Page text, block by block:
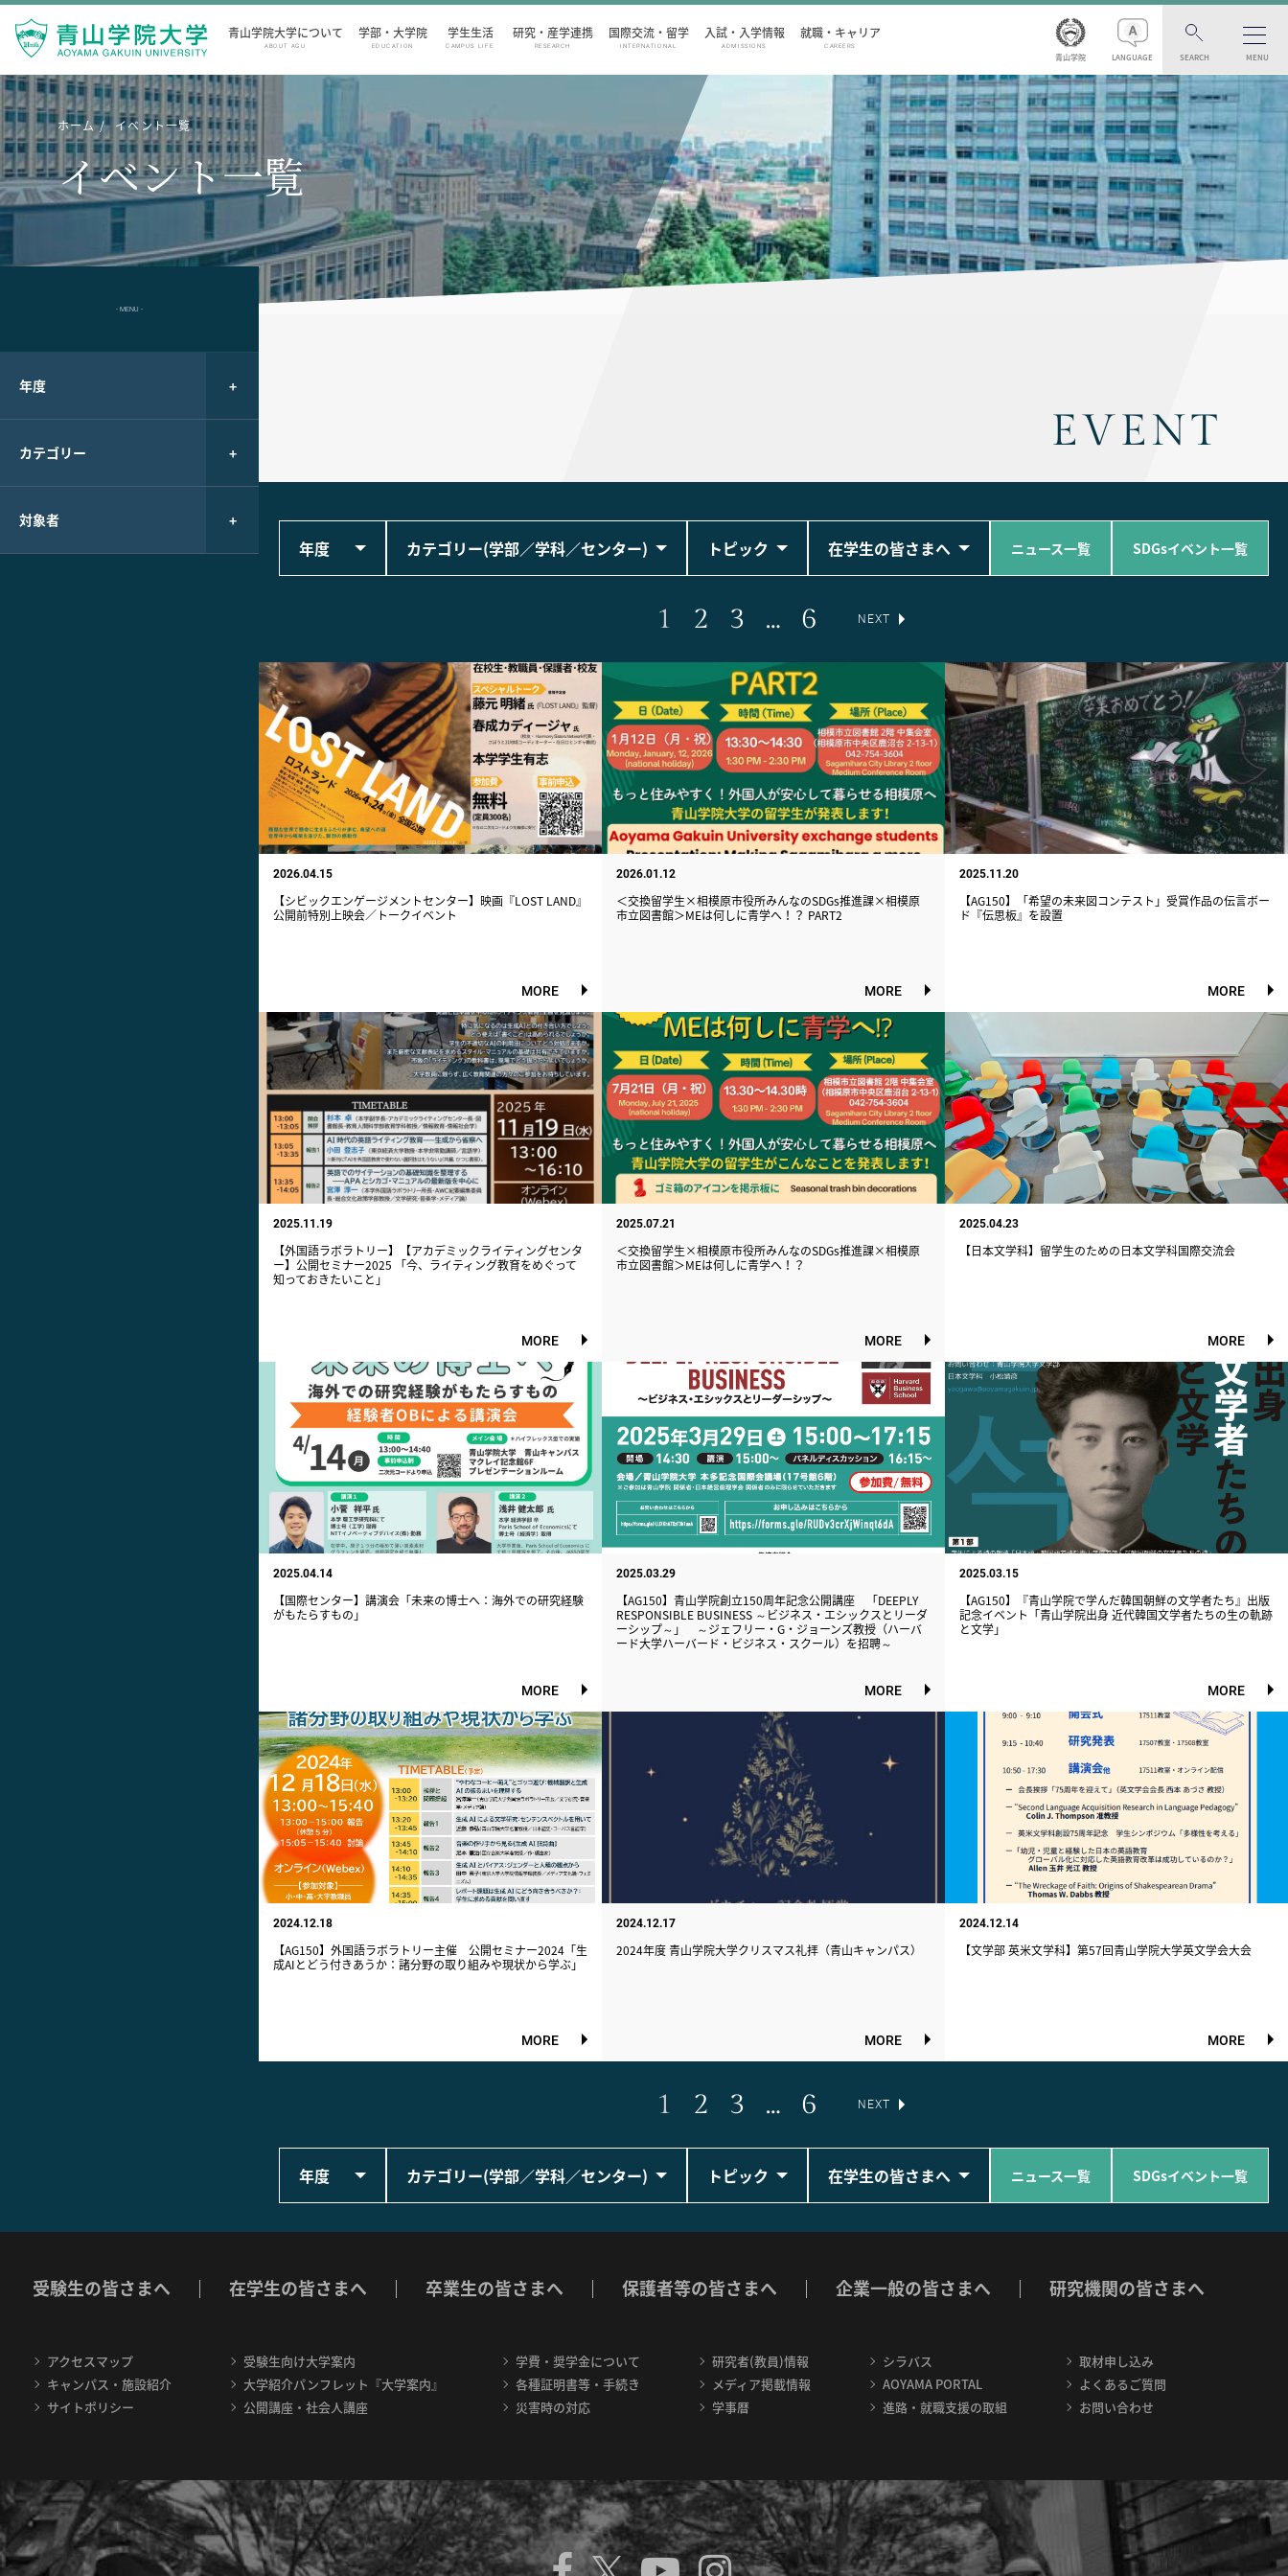
青山学院大学について
ABOUT AGU
学部・大学院
EDUCATION
学生生活
CAMPUS LIFE
研究・産学連携
RESEARCH
国際交流・留学
INTERNATIONAL
入試・入学情報
ADMISSIONS
就職・キャリア
CAREERS
青山学院 LANGUAGE SEARCH MENU
ホーム イベント一覧
イベント一覧
- MENU -
年度
カテゴリー
対象者
EVENT
年度 カテゴリー(学部／学科／センター) トピック 在学生の皆さまへ ニュース一覧 SDGsイベント一覧
1 2 3 … 6 NEXT
2026.04.15
【シビックエンゲージメントセンター】映画『LOST LAND』
公開前特別上映会／トークイベント
MORE
2026.01.12
＜交換留学生×相模原市役所みんなのSDGs推進課×相模原
市立図書館＞MEは何しに青学へ！？ PART2
MORE
2025.11.20
【AG150】「希望の未来図コンテスト」受賞作品の伝言ボー
ド『伝思板』を設置
MORE
2025.11.19
【外国語ラボラトリー】【アカデミックライティングセンタ
ー】公開セミナー2025 「今、ライティング教育をめぐって
知っておきたいこと」
MORE
2025.07.21
＜交換留学生×相模原市役所みんなのSDGs推進課×相模原
市立図書館＞MEは何しに青学へ！？
MORE
2025.04.23
【日本文学科】留学生のための日本文学科国際交流会
MORE
2025.04.14
【国際センター】講演会「未来の博士へ：海外での研究経験
がもたらすもの」
MORE
2025.03.29
【AG150】青山学院創立150周年記念公開講座 「DEEPLY
RESPONSIBLE BUSINESS ～ビジネス・エシックスとリーダ
ーシップ～」 ～ジェフリー・G・ジョーンズ教授（ハーバ
ード大学ハーバード・ビジネス・スクール）を招聘～
MORE
2025.03.15
【AG150】『青山学院で学んだ韓国朝鮮の文学者たち』出版
記念イベント「青山学院出身 近代韓国文学者たちの生の軌跡
と文学」
MORE
2024.12.18
【AG150】外国語ラボラトリー主催 公開セミナー2024「生
成AIとどう付きあうか：諸分野の取り組みや現状から学ぶ」
MORE
2024.12.17
2024年度 青山学院大学クリスマス礼拝（青山キャンパス）
MORE
2024.12.14
【文学部 英米文学科】第57回青山学院大学英文学会大会
MORE
1 2 3 … 6 NEXT
年度 カテゴリー(学部／学科／センター) トピック 在学生の皆さまへ ニュース一覧 SDGsイベント一覧
受験生の皆さまへ 在学生の皆さまへ 卒業生の皆さまへ 保護者等の皆さまへ 企業一般の皆さまへ 研究機関の皆さまへ
アクセスマップ
キャンパス・施設紹介
サイトポリシー
受験生向け大学案内
大学紹介パンフレット『大学案内』
公開講座・社会人講座
学費・奨学金について
各種証明書等・手続き
災害時の対応
研究者(教員)情報
メディア掲載情報
学事暦
シラバス
AOYAMA PORTAL
進路・就職支援の取組
取材申し込み
よくあるご質問
お問い合わせ